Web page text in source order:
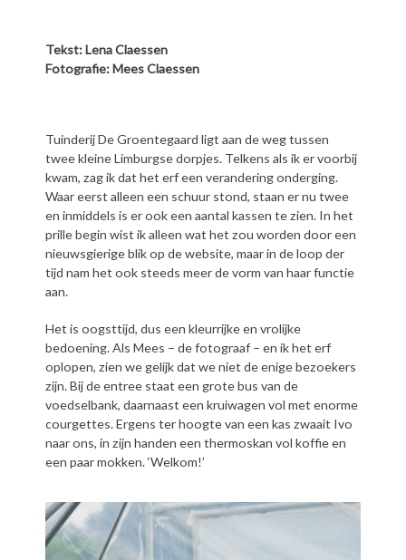
Tekst: Lena Claessen
Fotografie: Mees Claessen
Tuinderij De Groentegaard ligt aan de weg tussen
twee kleine Limburgse dorpjes. Telkens als ik er voorbij
kwam, zag ik dat het erf een verandering onderging.
Waar eerst alleen een schuur stond, staan er nu twee
en inmiddels is er ook een aantal kassen te zien. In het
prille begin wist ik alleen wat het zou worden door een
nieuwsgierige blik op de website, maar in de loop der
tijd nam het ook steeds meer de vorm van haar functie
aan.
Het is oogsttijd, dus een kleurrijke en vrolijke
bedoening. Als Mees – de fotograaf – en ik het erf
oplopen, zien we gelijk dat we niet de enige bezoekers
zijn. Bij de entree staat een grote bus van de
voedselbank, daarnaast een kruiwagen vol met enorme
courgettes. Ergens ter hoogte van een kas zwaait Ivo
naar ons, in zijn handen een thermoskan vol koffie en
een paar mokken. ‘Welkom!’